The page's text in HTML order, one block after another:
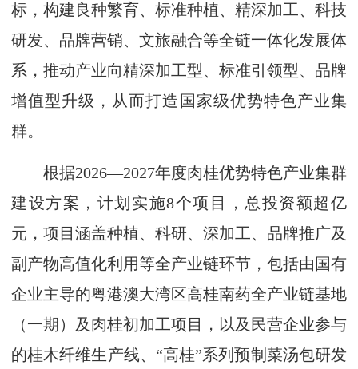
标，构建良种繁育、标准种植、精深加工、科技
研发、品牌营销、文旅融合等全链一体化发展体
系，推动产业向精深加工型、标准引领型、品牌
增值型升级，从而打造国家级优势特色产业集
群。
根据2026—2027年度肉桂优势特色产业集群
建设方案，计划实施8个项目，总投资额超亿
元，项目涵盖种植、科研、深加工、品牌推广及
副产物高值化利用等全产业链环节，包括由国有
企业主导的粤港澳大湾区高桂南药全产业链基地
（一期）及肉桂初加工项目，以及民营企业参与
的桂木纤维生产线、“高桂”系列预制菜汤包研发